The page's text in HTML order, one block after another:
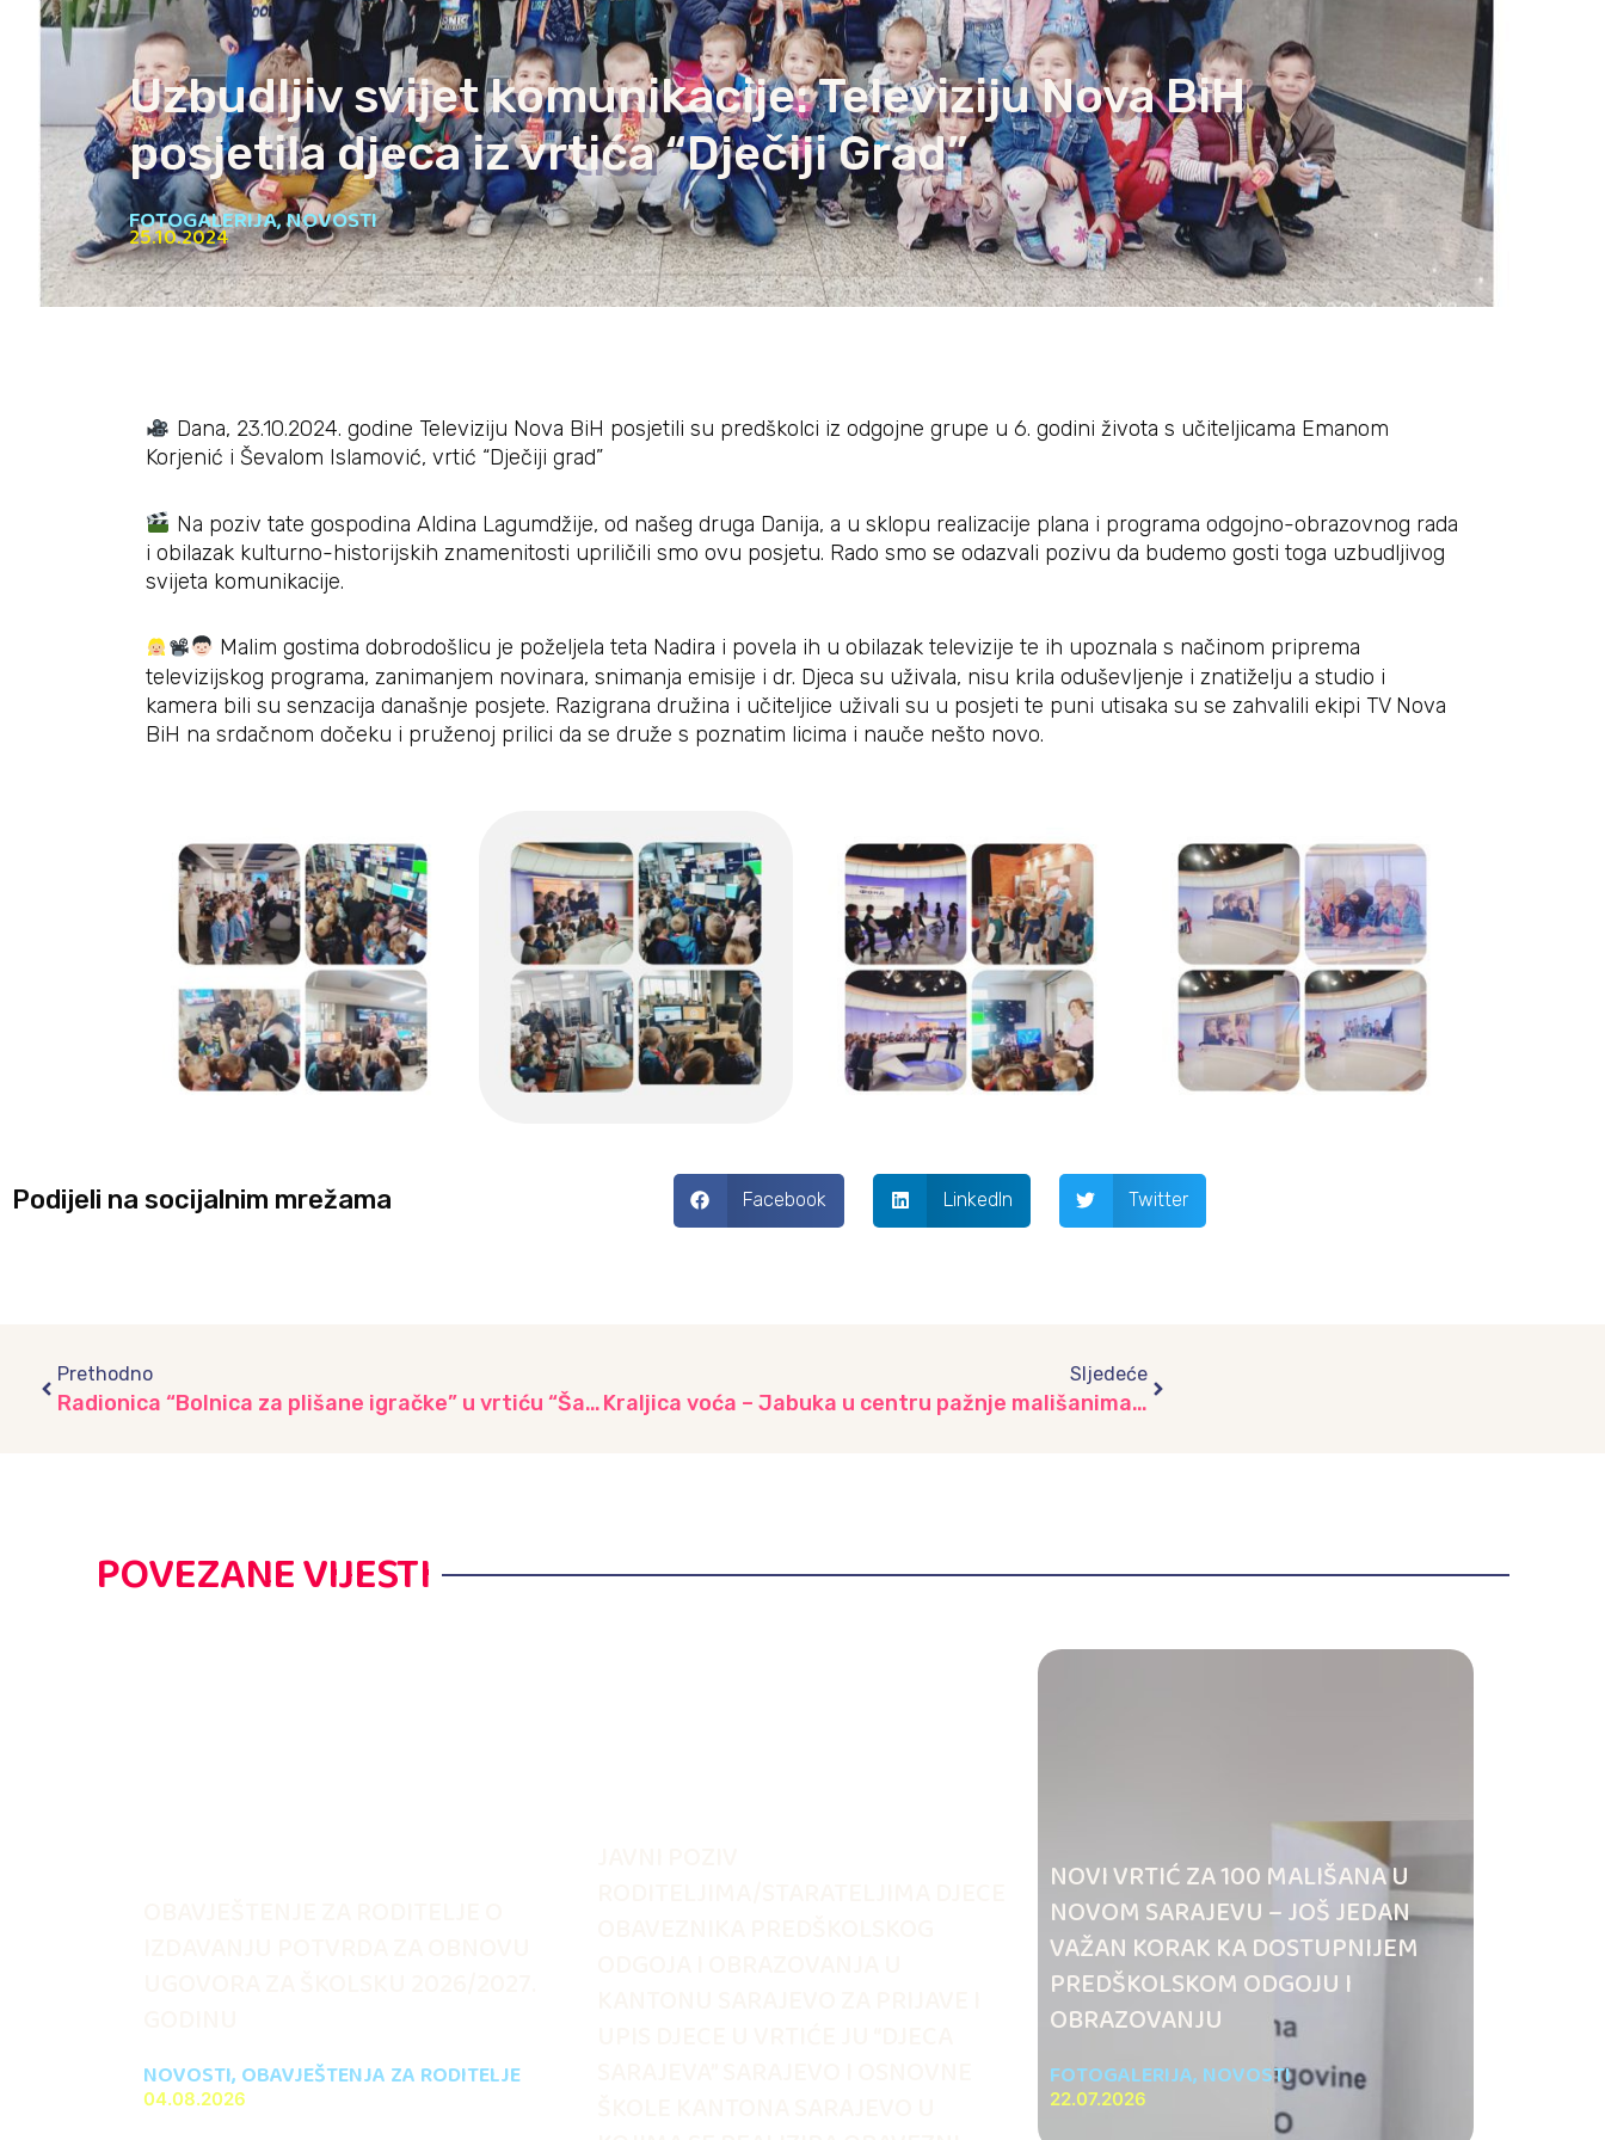
Uzbudljiv svijet komunikacije: Televiziju Nova BiH
posjetila djeca iz vrtića “Dječiji Grad”
FOTOGALERIJA,NOVOSTI
25.10.2024
Dana, 23.10.2024. godine Televiziju Nova BiH posjetili su predškolci iz odgojne grupe u 6. godini života s učiteljicama Emanom
Korjenić i Ševalom Islamović, vrtić “Dječiji grad”
Na poziv tate gospodina Aldina Lagumdžije, od našeg druga Danija, a u sklopu realizacije plana i programa odgojno-obrazovnog rada
i obilazak kulturno-historijskih znamenitosti upriličili smo ovu posjetu. Rado smo se odazvali pozivu da budemo gosti toga uzbudljivog
svijeta komunikacije.
Malim gostima dobrodošlicu je poželjela teta Nadira i povela ih u obilazak televizije te ih upoznala s načinom priprema
televizijskog programa, zanimanjem novinara, snimanja emisije i dr. Djeca su uživala, nisu krila oduševljenje i znatiželju a studio i
kamera bili su senzacija današnje posjete. Razigrana družina i učiteljice uživali su u posjeti te puni utisaka su se zahvalili ekipi TV Nova
BiH na srdačnom dočeku i pruženoj prilici da se druže s poznatim licima i nauče nešto novo.
Podijeli na socijalnim mrežama Facebook LinkedIn Twitter
Prethodno
Radionica “Bolnica za plišane igračke” u vrtiću “Šareni voz”
Sljedeće
Kraljica voća – Jabuka u centru pažnje mališanima iz vrtića “Pčelica”
POVEZANE VIJESTI
NOVOSTI, OBAVJEŠTENJA ZA RODITELJE
04.08.2026
NOVI VRTIĆ ZA 100 MALIŠANA U
NOVOM SARAJEVU – JOŠ JEDAN
VAŽAN KORAK KA DOSTUPNIJEM
PREDŠKOLSKOM ODGOJU I
OBRAZOVANJU
FOTOGALERIJA, NOVOSTI
22.07.2026